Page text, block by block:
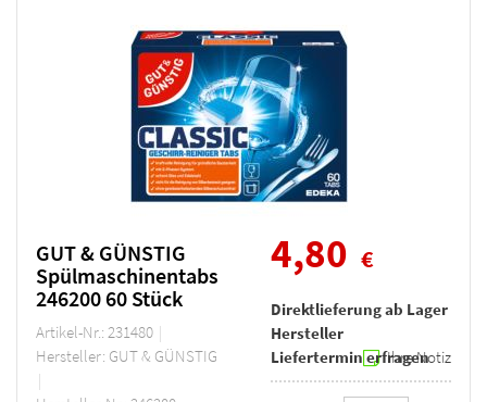
GUT & GÜNSTIG
Spülmaschinentabs
246200 60 Stück
Artikel-Nr.: 231480
Hersteller: GUT & GÜNSTIG
4,80 €
Direktlieferung ab Lager
Hersteller
Liefertermin erfragen
Ihre Notiz